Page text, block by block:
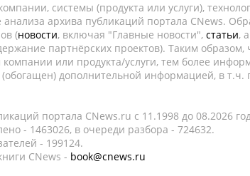
системы (продукта или услуги),
анализа архива публикаций портала CNews.
(новости, включая "Главные новости", статьи,
партнёрских проектов). Таким
или продукта/услуги, тем более
дополнительной информацией, в
портала CNews.ru c 11.1998 до 08.2026
- 1463026, в очереди разбора - 724632.
- 199124.
CNews - book@cnews.ru